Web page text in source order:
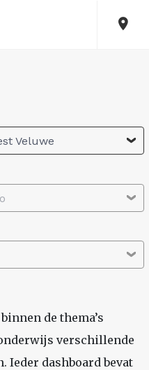
Veluwe
de thema’s
verschillende
Ieder dashboard bevat